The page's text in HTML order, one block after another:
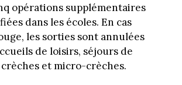
opérations supplémentaires
dans les écoles. En cas
les sorties sont annulées
de loisirs, séjours de
crèches et micro-crèches.